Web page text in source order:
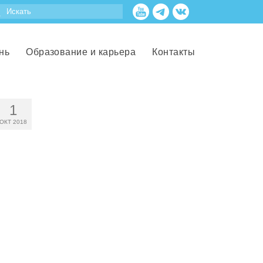
Образование и карьера Контакты
1
2018